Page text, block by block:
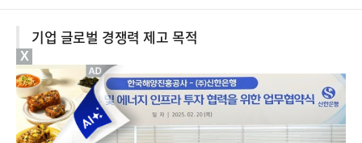
기업 글로벌 경쟁력 제고 목적
X